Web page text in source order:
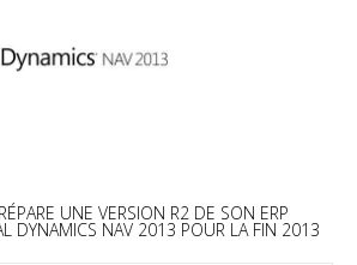
UNE VERSION R2 DE SON ERP
DYNAMICS NAV 2013 POUR LA FIN 2013